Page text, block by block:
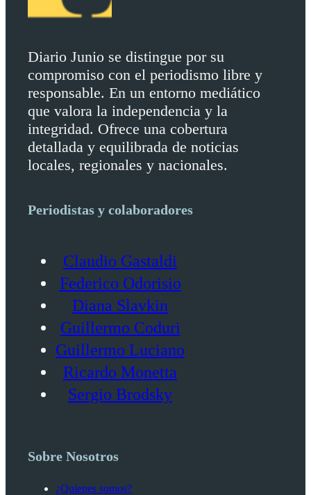
Diario Junio se distingue por su
compromiso con el periodismo libre y
responsable. En un entorno mediático
que valora la independencia y la
integridad. Ofrece una cobertura
detallada y equilibrada de noticias
locales, regionales y nacionales.
Periodistas y colaboradores
Claudio Gastaldi
Federico Odorisio
Diana Slavkin
Guillermo Coduri
Guillermo Luciano
Ricardo Monetta
Sergio Brodsky
Sobre Nosotros
¿Quienes somos?